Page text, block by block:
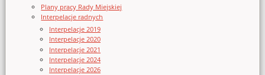
Plany pracy Rady Miejskiej
Interpelacje radnych
Interpelacje 2019
Interpelacje 2020
Interpelacje 2021
Interpelacje 2024
Interpelacje 2026